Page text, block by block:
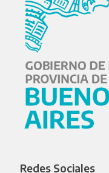
Redes Sociales